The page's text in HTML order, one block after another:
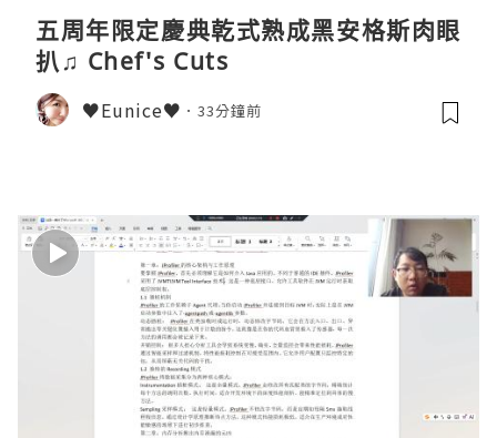
五周年限定慶典乾式熟成黑安格斯肉眼
扒♫ Chef's Cuts
♥Eunice♥ 33分鐘前